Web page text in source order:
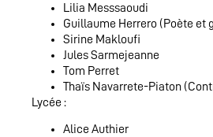
Lilia Messsaoudi
Guillaume Herrero (Poète et
Sirine Makloufi
Jules Sarmejeanne
Tom Perret
Thaïs Navarrete-Piaton
Lycée :
Alice Authier